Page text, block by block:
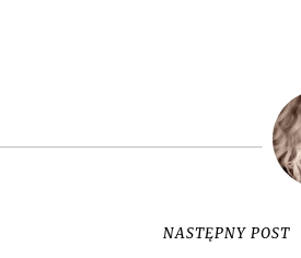
NASTĘPNY POST